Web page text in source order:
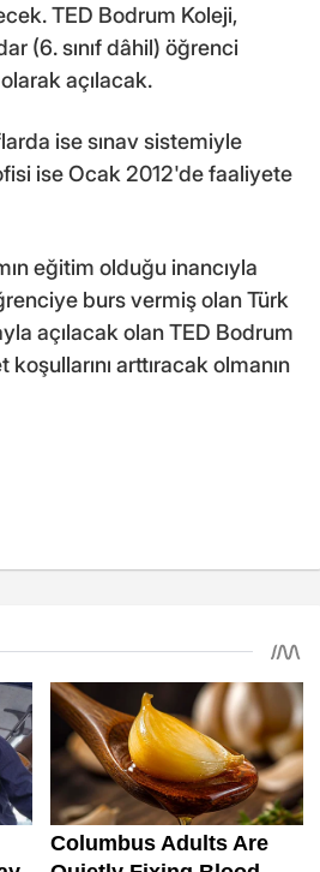
TED Bodrum Koleji,
(6. sınıf dâhil) öğrenci
açılacak.
ise sınav sistemiyle
ise Ocak 2012'de faaliyete
eğitim olduğu inancıyla
burs vermiş olan Türk
açılacak olan TED Bodrum
arttıracak olmanın